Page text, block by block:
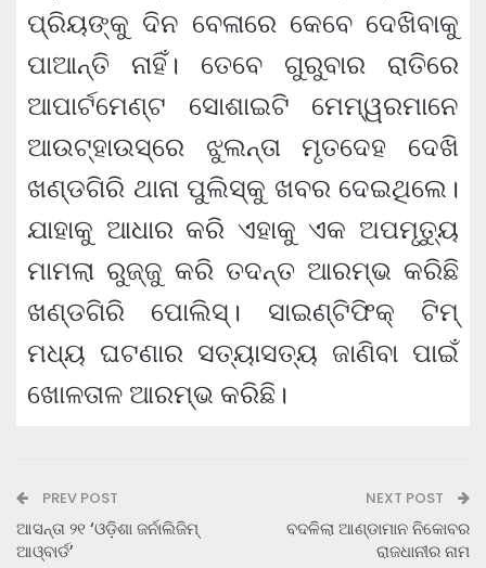
ପ୍ରିୟଙ୍କୁ ଦିନ ବେଳାରେ କେବେ ଦେଖିବାକୁ
ପାଆନ୍ତି ନାହିଁ। ତେବେ ଗୁରୁବାର ରାତିରେ
ଆପାର୍ଟମେଣ୍ଟ ସୋଶାଇଟି ମେମ୍ୱରମାନେ
ଆଉଟ୍‌ହାଉସ୍‌ରେ ଝୁଲନ୍ତା ମୃତଦେହ ଦେଖି
ଖଣ୍ଡଗିରି ଥାନା ପୁଲିସ୍‌କୁ ଖବର ଦେଇଥିଲେ।
ଯାହାକୁ ଆଧାର କରି ଏହାକୁ ଏକ ଅପମୃତ୍ୟୁ
ମାମଲା ରୁଜ୍ଜୁ କରି ତଦନ୍ତ ଆରମ୍ଭ କରିଛି
ଖଣ୍ଡଗିରି ପୋଲିସ୍। ସାଇଣ୍ଟିଫିକ୍ ଟିମ୍
ମଧ୍ୟ ଘଟଣାର ସତ୍ୟାସତ୍ୟ ଜାଣିବା ପାଇଁ
ଖୋଳତାଳ ଆରମ୍ଭ କରିଛି।
PREV POST
ଆସନ୍ତା ୨୧ ‘ଓଡ଼ିଶା ଜର୍ନାଲିଜିମ୍‌
ଆଓ୍ବାର୍ଡ’
NEXT POST
ବଦଳିଲା ଆଣ୍ଡାମାନ ନିକୋବର
ରାଜଧାନୀର ନାମ